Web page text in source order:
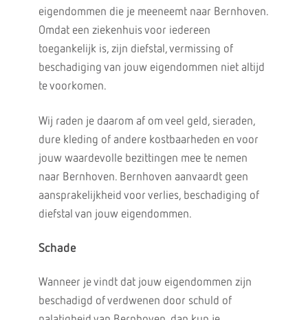
eigendommen die je meeneemt naar Bernhoven.
Omdat een ziekenhuis voor iedereen
toegankelijk is, zijn diefstal, vermissing of
beschadiging van jouw eigendommen niet altijd
te voorkomen.
Wij raden je daarom af om veel geld, sieraden,
dure kleding of andere kostbaarheden en voor
jouw waardevolle bezittingen mee te nemen
naar Bernhoven. Bernhoven aanvaardt geen
aansprakelijkheid voor verlies, beschadiging of
diefstal van jouw eigendommen.
Schade
Wanneer je vindt dat jouw eigendommen zijn
beschadigd of verdwenen door schuld of